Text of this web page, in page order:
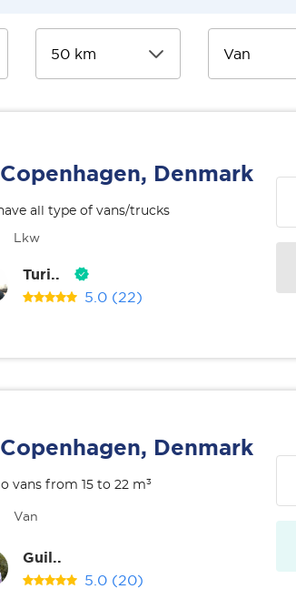
Copenhagen, Denmark
all type of vans/trucks
Lkw
Turi..
5.0 (22)
Copenhagen, Denmark
vans from 15 to 22 m³
Van
Guil..
5.0 (20)